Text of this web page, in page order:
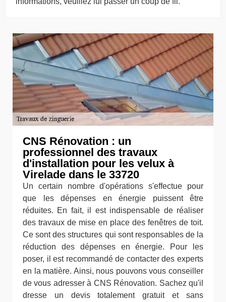
CNS Rénovation : un
professionnel des travaux
d'installation pour les velux à
Virelade dans le 33720
Un certain nombre d'opérations s'effectue pour
que les dépenses en énergie puissent être
réduites. En fait, il est indispensable de réaliser
des travaux de mise en place des fenêtres de toit.
Ce sont des structures qui sont responsables de la
réduction des dépenses en énergie. Pour les
poser, il est recommandé de contacter des experts
en la matière. Ainsi, nous pouvons vous conseiller
de vous adresser à CNS Rénovation. Sachez qu'il
dresse un devis totalement gratuit et sans